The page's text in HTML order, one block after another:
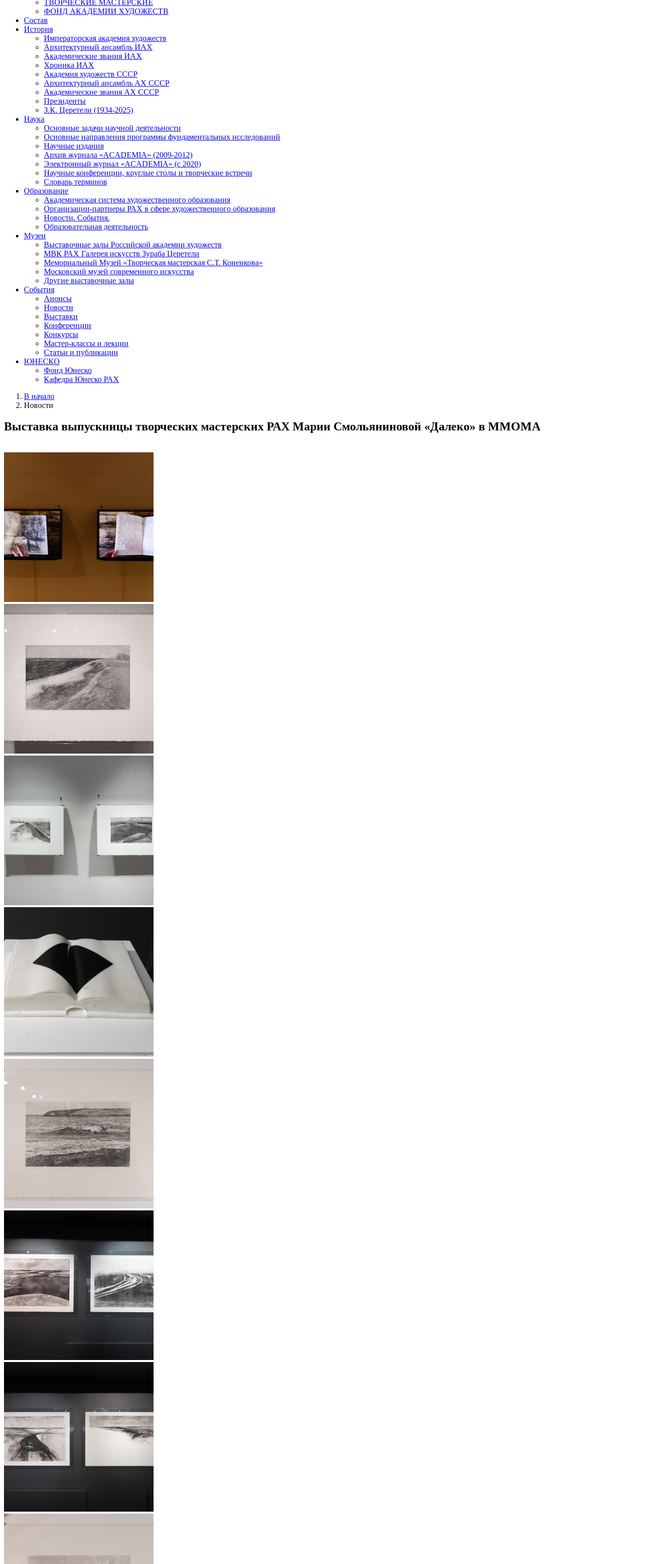
ТВОРЧЕСКИЕ МАСТЕРСКИЕ
ФОНД АКАДЕМИИ ХУДОЖЕСТВ
Состав
История
Императорская академия художеств
Архитектурный ансамбль ИАХ
Академические звания ИАХ
Хроника ИАХ
Академия художеств СССР
Архитектурный ансамбль АХ СССР
Академические звания АХ СССР
Президенты
З.К. Церетели (1934-2025)
Наука
Основные задачи научной деятельности
Основные направления программы фундаментальных исследований
Научные издания
Архив журнала «ACADEMIA» (2009-2012)
Электронный журнал «ACADEMIA» (с 2020)
Научные конференции, круглые столы и творческие встречи
Словарь терминов
Образование
Академическая система художественного образования
Организации-партнеры РАХ в сфере художественного образования
Новости. События.
Образовательная деятельность
Музеи
Выставочные залы Российской академии художеств
МВК РАХ Галерея искусств Зураба Церетели
Мемориальный Музей «Творческая мастерская С.Т. Коненкова»
Московский музей современного искусства
Другие выставочные залы
События
Анонсы
Новости
Выставки
Конференции
Конкурсы
Мастер-классы и лекции
Статьи и публикации
ЮНЕСКО
Фонд Юнеско
Кафедра Юнеско РАХ
В начало
Новости
Выставка выпускницы творческих мастерских РАХ Марии Смольяниновой «Далеко» в ММОМА